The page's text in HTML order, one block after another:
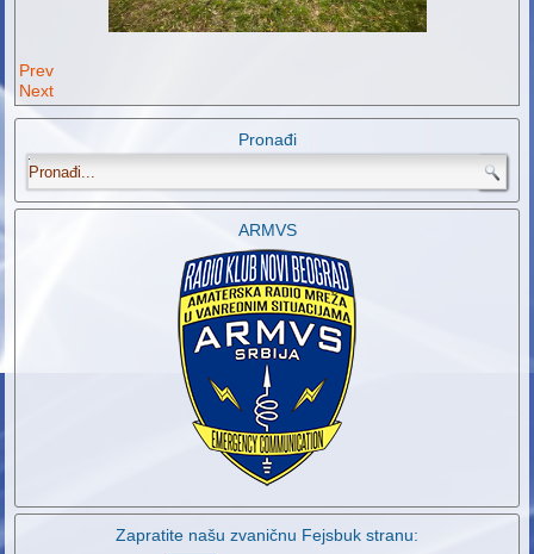
Prev
Next
Pronađi
.
ARMVS
Zapratite našu zvaničnu Fejsbuk stranu: